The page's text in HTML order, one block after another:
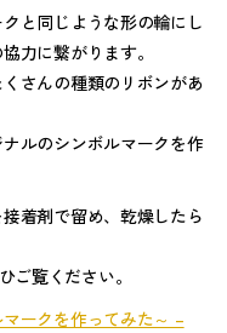
と同じような形の輪にし
力に繋がります。
さんの種類のリボンがあ
ルのシンボルマークを作
着剤で留め、乾燥したら
ご覧ください。
ークを作ってみた～ –